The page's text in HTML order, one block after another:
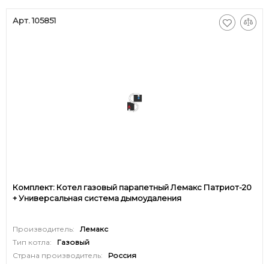
Арт. 105851
Комплект: Котел газовый парапетный Лемакс Патриот-20
+ Универсальная система дымоудаления
Производитель:
Лемакс
Тип котла:
Газовый
Страна производитель:
Россия